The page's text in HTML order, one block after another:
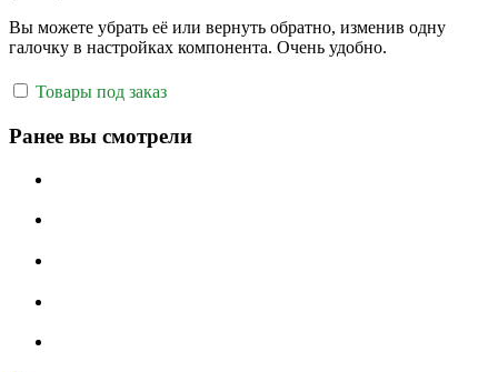
Вы можете убрать её или вернуть обратно, изменив одну
галочку в настройках компонента. Очень удобно.
Товары под заказ
Ранее вы смотрели